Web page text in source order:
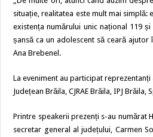
situație, realitatea este mult mai simplă:
existența numărului unic național 119
șansă ca un adolescent să ceară ajutor
Ana Brebenel.
La eveniment au participat reprezentanți
Județean Brăila, CJRAE Brăila, IPJ
Printre speakerii prezenți s-au numărat
secretar general al județului, Carmen